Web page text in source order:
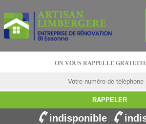
ON VOUS RAPPELLE
indisponible